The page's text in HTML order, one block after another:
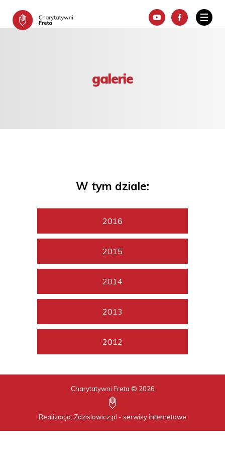
galerie
W tym dziale:
2016
2015
2014
2013
2012
Charytatywni Freta © 2026
Realizacja: Zdzislowicz.pl - serwisy internetowe